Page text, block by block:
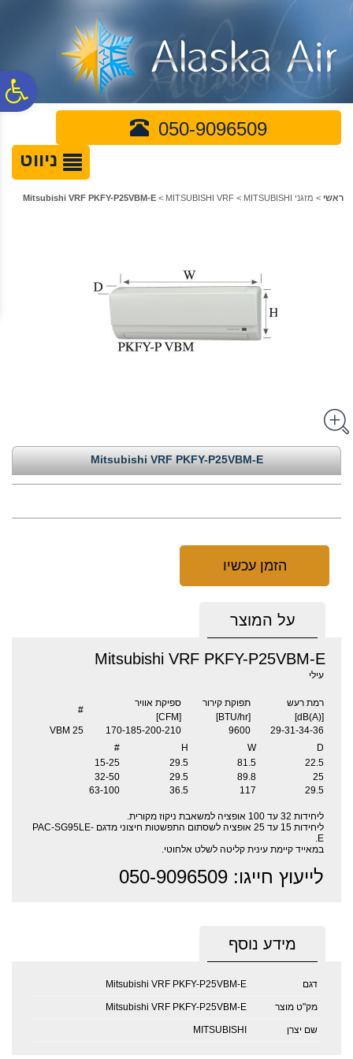
נגישות
המרכזי
050-9096509
ניווט
ראשי > מזגני MITSUBISHI >
MITSUBISHI VRF
>
Mitsubishi VRF PKFY-P25VBM-E
Mitsubishi VRF PKFY-P25VBM-E
הזמן עכשיו
על המוצר
Mitsubishi VRF PKFY-P25VBM-E
עילי
רמת רעש תפוקת קירור ספיקת אוויר
#
[dB(A)]
[BTU/hr]
[CFM]
29-31-34-36
9600
170-185-200-210
25 VBM
D
W
H
#
22.5
81.5
29.5
15-25
25
89.8
29.5
32-50
29.5
117
36.5
63-100
ליחידות 32 עד 100 אופציה למשאבת ניקוז מקורית.
ליחידות 15 עד 25 אופציה לשסתום התפשטות חיצוני מדגם PAC-SG95LE-
E.
במאייד קיימת עינית קליטה לשלט אלחוטי.
לייעוץ חייגו: 050-9096509
מידע נוסף
דגם Mitsubishi VRF PKFY-P25VBM-E
מק"ט מוצר Mitsubishi VRF PKFY-P25VBM-E
שם יצרן MITSUBISHI